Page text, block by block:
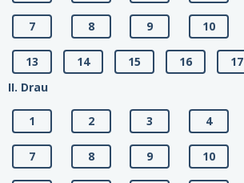
7 8 9 10
13 14 15 16
17
II. Drau
1 2 3 4
7 8 9 10